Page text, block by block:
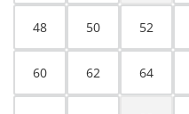
48 50 52
60 62 64